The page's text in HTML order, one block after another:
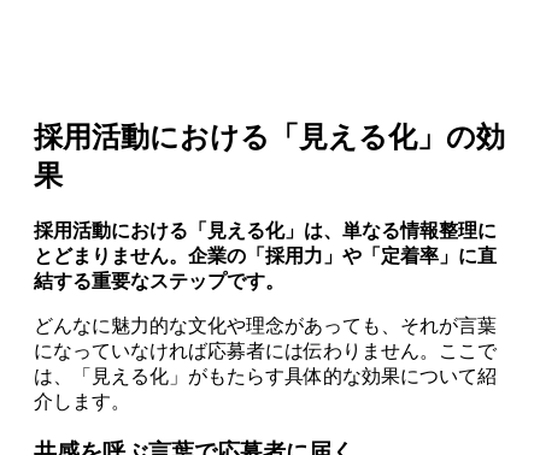
採用活動における「見える化」の効
果
採用活動における「見える化」は、単なる情報整理に
とどまりません。企業の「採用力」や「定着率」に直
結する重要なステップです。
どんなに魅力的な文化や理念があっても、それが言葉
になっていなければ応募者には伝わりません。ここで
は、「見える化」がもたらす具体的な効果について紹
介します。